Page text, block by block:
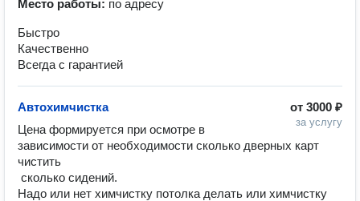
Место работы: по адресу
Быстро
Качественно
Всегда с гарантией
от 3000 ₽
за услугу
Автохимчистка
Цена формируется при осмотре в
зависимости от необходимости сколько дверных карт
чистить
Надо или нет химчистку потолка делать или химчистку